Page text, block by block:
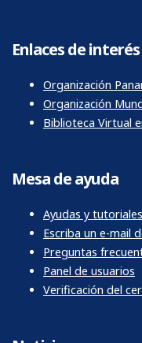
Enlaces de interés
Organización
Organización
Biblioteca Virtual
Mesa de ayuda
Ayudas y tutoriales
Escriba un e-mail
Preguntas
Panel de usuarios
Verificación del